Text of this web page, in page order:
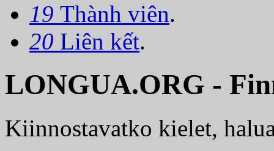
19 Thành viên.
20 Liên kết.
LONGUA.ORG -
Kiinnostavatko kielet,